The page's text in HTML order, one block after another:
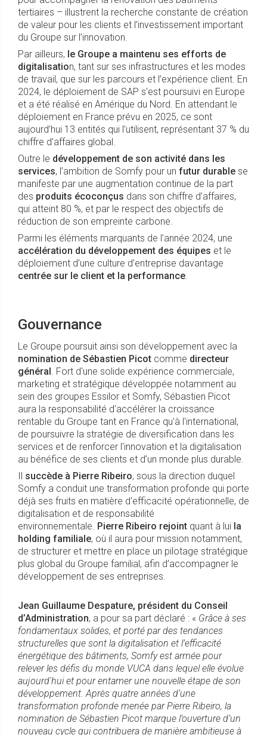
tertiaires – illustrent la recherche constante de création
de valeur pour les clients et l’investissement important
du Groupe sur l’innovation.
Par ailleurs, le Groupe a maintenu ses efforts de
digitalisation, tant sur ses infrastructures et les modes
de travail, que sur les parcours et l’expérience client. En
2024, le déploiement de SAP s’est poursuivi en Europe
et a été réalisé en Amérique du Nord. En attendant le
déploiement en France prévu en 2025, ce sont
aujourd’hui 13 entités qui l’utilisent, représentant 37 % du
chiffre d’affaires global.
Outre le développement de son activité dans les
services, l’ambition de Somfy pour un futur durable se
manifeste par une augmentation continue de la part
des produits écoconçus dans son chiffre d’affaires,
qui atteint 80 %, et par le respect des objectifs de
réduction de son empreinte carbone.
Parmi les éléments marquants de l’année 2024, une
accélération du développement des équipes et le
déploiement d’une culture d’entreprise davantage
centrée sur le client et la performance.
Gouvernance
Le Groupe poursuit ainsi son développement avec la
nomination de Sébastien Picot comme directeur
général . Fort d'une solide expérience commerciale,
marketing et stratégique développée notamment au
sein des groupes Essilor et Somfy, Sébastien Picot
aura la responsabilité d'accélérer la croissance
rentable du Groupe tant en France qu'à l'international,
de poursuivre la stratégie de diversification dans les
services et de renforcer l'innovation et la digitalisation
au bénéfice de ses clients et d’un monde plus durable.
succède à Pierre Ribeiro, sous la direction duquel
Somfy a conduit une transformation profonde qui porte
déjà ses fruits en matière d'efficacité opérationnelle, de
digitalisation et de responsabilité
environnementale. Pierre Ribeiro rejoint quant à lui la
holding familiale, où il aura pour mission notamment,
de structurer et mettre en place un pilotage stratégique
plus global du Groupe familial, afin d’accompagner le
développement de ses entreprises.
Jean Guillaume Despature, président du Conseil
d’Administration, a pour sa part déclaré : « Grâce à ses
fondamentaux solides, et porté par des tendances
structurelles que sont la digitalisation et l’efficacité
énergétique des bâtiments, Somfy est armée pour
relever les défis du monde VUCA dans lequel elle évolue
aujourd'hui et pour entamer une nouvelle étape de son
développement. Après quatre années d’une
transformation profonde menée par Pierre Ribeiro, la
nomination de Sébastien Picot marque l’ouverture d’un
nouveau cycle qui contribuera de manière ambitieuse à